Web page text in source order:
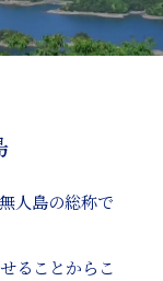
人島の総称で
ることからこ